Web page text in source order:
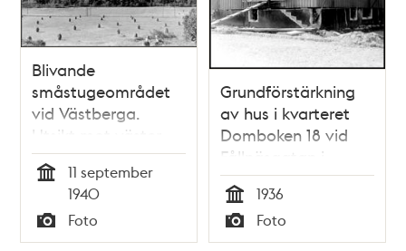
Blivande
småstugeområdet
vid Västberga.
Utsikt mot väster
11 september
1940
Typ
Foto
Grundförstärkning
av hus i kvarteret
Domboken 18 vid
Fållnäsgatan i
Svedmyras
småstugeområde
Tid
1936
Typ
Foto